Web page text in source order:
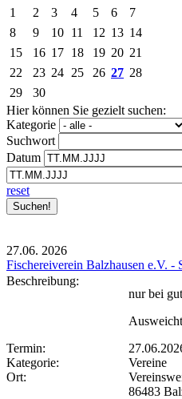
1
2 3 4 5 6
7
8
9 10 11 12 13 14
15
16 17 18 19 20 21
22
23 24 25 26 27 28
29
30
Hier können Sie gezielt suchen:
Kategorie
Suchwort
Datum
reset
27.06. 2026
Fischereiverein Balzhausen e.V. -
Beschreibung:
nur bei
Termin:
Kategorie:
Vereine
Ort:
86483